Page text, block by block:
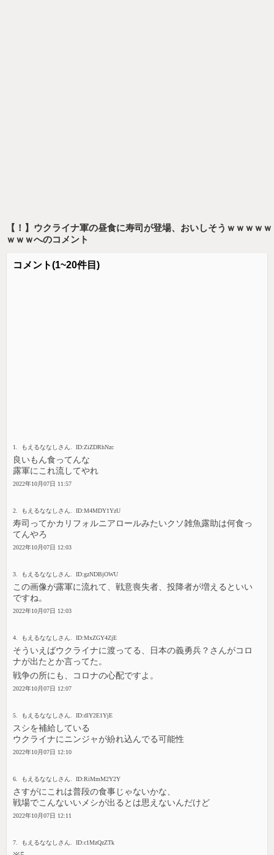
【！】ウクライナ軍の昼食に寿司が登場、おいしそうｗｗｗｗｗ
ｗｗｗへのコメント
コメント(1~20件目)
1. もえるななしさん. ID:ZiZDRhNzc
良いもん食ってんな
露軍にこれ流してやれ
2022年10月07日 11:57
2. もえるななしさん. ID:M4MDY1YzU
寿司ってかカリフォルニアロールみたいクソ雑魚露助は何食っ
てんやろ
2022年10月07日 12:03
3. もえるななしさん. ID:gzNDBjOWU
この画像が露軍に流れて、戦意喪失者、投降者が増えるといい
ですね。
2022年10月07日 12:03
4. もえるななしさん. ID:MxZGY4ZjE
そういえばウクライナに渡ってる、日本の義勇兵？さんがコロ
ナが出たとか言ってた。
戦争の所にも、コロナの心配ですよ。
2022年10月07日 12:07
5. もえるななしさん. ID:dlY2E1YjE
スシを補給している
ウクライナにニンジャが紛れ込んでる可能性
2022年10月07日 12:10
6. もえるななしさん. ID:RiMmM2Y2Y
さすがにこれは普段の食事じゃないかな、
戦場でこんないいメシが出るとは思えないんだけど
2022年10月07日 12:11
7. もえるななしさん. ID:c1MzQzZTk